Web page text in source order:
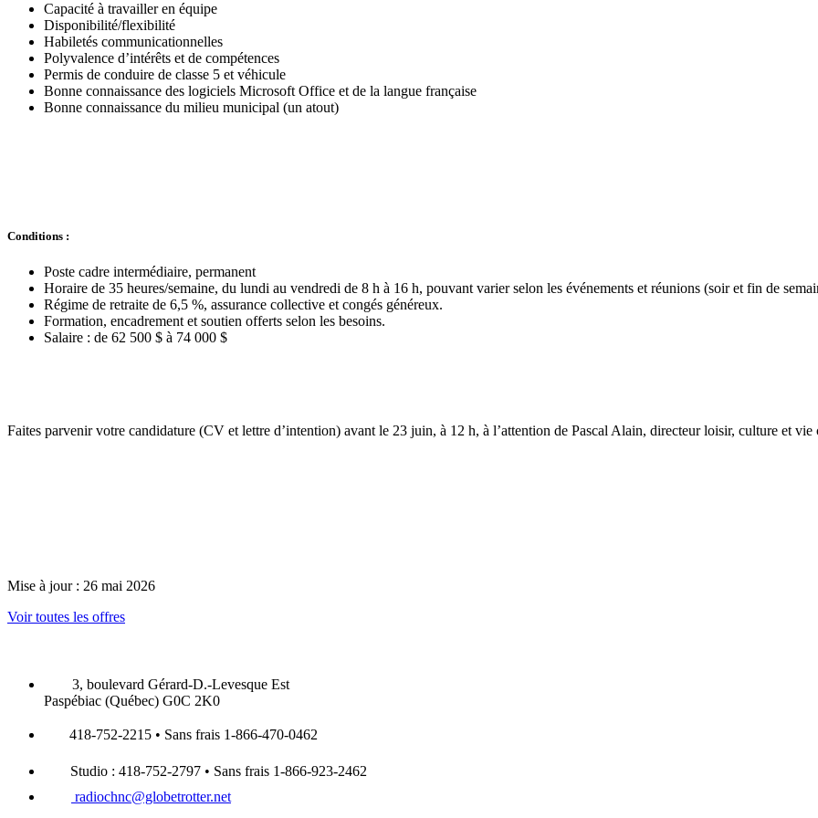
Capacité à travailler en équipe
Disponibilité/flexibilité
Habiletés communicationnelles
Polyvalence d’intérêts et de compétences
Permis de conduire de classe 5 et véhicule
Bonne connaissance des logiciels Microsoft Office et de la langue française
Bonne connaissance du milieu municipal (un atout)
Conditions :
Poste cadre intermédiaire, permanent
Horaire de 35 heures/semaine, du lundi au vendredi de 8 h à 16 h, pouvant varier selon les événements et réunions (soir et fin de
Régime de retraite de 6,5 %, assurance collective et congés généreux.
Formation, encadrement et soutien offerts selon les besoins.
Salaire : de 62 500 $ à 74 000 $
Faites parvenir votre candidature (CV et lettre d’intention) avant le 23 juin, à 12 h, à l’attention de Pascal Alain, directeur loisir, culture et
Mise à jour : 26 mai 2026
Voir toutes les offres
3, boulevard Gérard-D.-Levesque Est
Paspébiac (Québec) G0C 2K0
418-752-2215 • Sans frais 1-866-470-0462
Studio : 418-752-2797 • Sans frais 1-866-923-2462
radiochnc@globetrotter.net